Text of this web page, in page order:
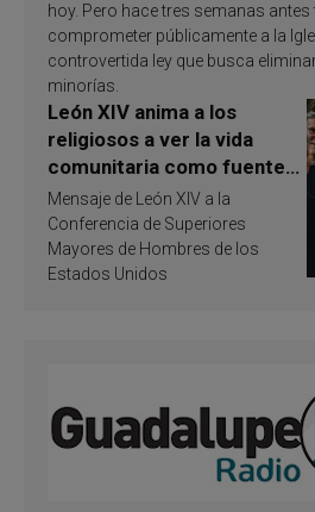
hoy. Pero hace tres semanas antes
comprometer públicamente a la
controvertida ley que busca
minorías.
León XIV anima a los
religiosos a ver la vida
comunitaria como fuente
de inspiración y
santificación
Mensaje de León XIV a la
Conferencia de Superiores
Mayores de Hombres de los
Estados Unidos